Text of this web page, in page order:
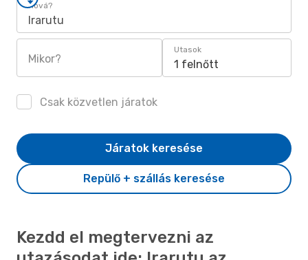
Hová?
Irarutu
Mikor?
Utasok
1 felnőtt
Csak közvetlen járatok
Repülő + szállás keresése
Járatok keresése
Kezdd el megtervezni az